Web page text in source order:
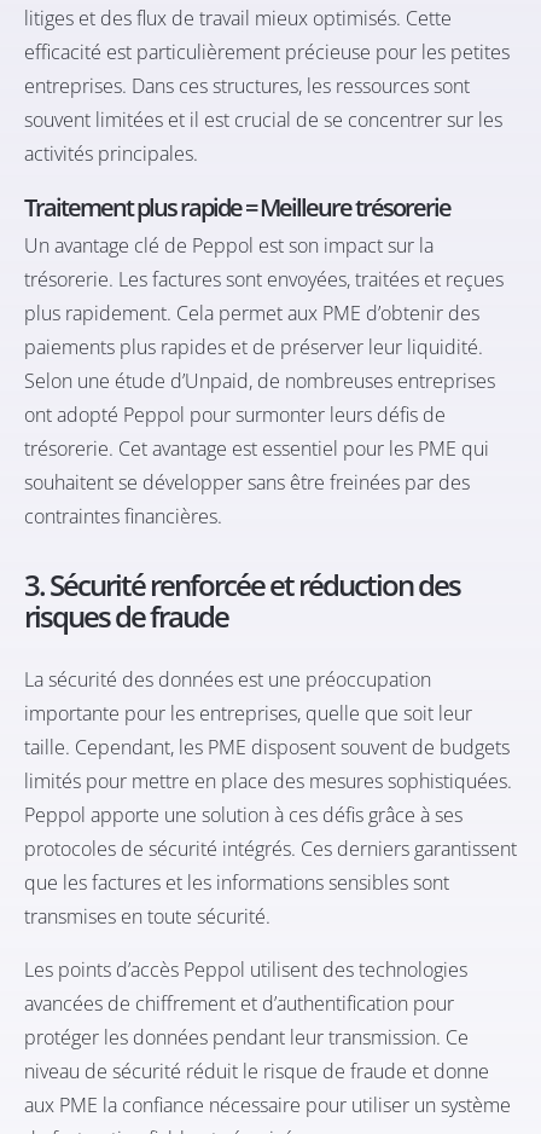
litiges et des flux de travail mieux optimisés. Cette
efficacité est particulièrement précieuse pour les petites
entreprises. Dans ces structures, les ressources sont
souvent limitées et il est crucial de se concentrer sur les
activités principales.
Traitement plus rapide = Meilleure trésorerie
Un avantage clé de Peppol est son impact sur la
trésorerie. Les factures sont envoyées, traitées et reçues
plus rapidement. Cela permet aux PME d’obtenir des
paiements plus rapides et de préserver leur liquidité.
Selon une étude d’Unpaid, de nombreuses entreprises
ont adopté Peppol pour surmonter leurs défis de
trésorerie. Cet avantage est essentiel pour les PME qui
souhaitent se développer sans être freinées par des
contraintes financières.
3. Sécurité renforcée et réduction des
risques de fraude
La sécurité des données est une préoccupation
importante pour les entreprises, quelle que soit leur
taille. Cependant, les PME disposent souvent de budgets
limités pour mettre en place des mesures sophistiquées.
Peppol apporte une solution à ces défis grâce à ses
protocoles de sécurité intégrés. Ces derniers garantissent
que les factures et les informations sensibles sont
transmises en toute sécurité.
Les points d’accès Peppol utilisent des technologies
avancées de chiffrement et d’authentification pour
protéger les données pendant leur transmission. Ce
niveau de sécurité réduit le risque de fraude et donne
aux PME la confiance nécessaire pour utiliser un système